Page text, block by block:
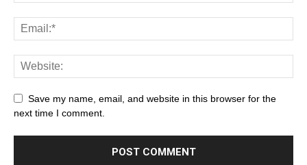
Save my name, email, and website in this browser for the
next time I comment.